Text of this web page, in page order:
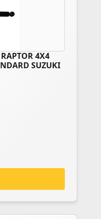
4X4
SUZUKI